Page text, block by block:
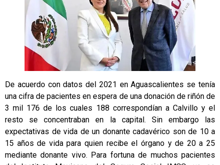
De acuerdo con datos del 2021 en Aguascalientes se tenía
una cifra de pacientes en espera de una donación de riñón de
3 mil 176 de los cuales 188 correspondían a Calvillo y el
resto se concentraban en la capital. Sin embargo las
expectativas de vida de un donante cadavérico son de 10 a
15 años de vida para quien recibe el órgano y de 20 a 25
mediante donante vivo. Para fortuna de muchos pacientes